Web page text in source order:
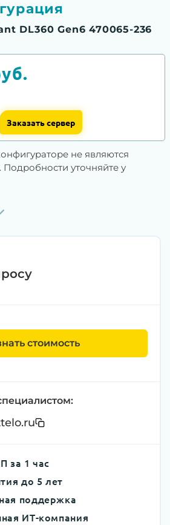
DL360 Gen6 470065-236
Заказать сервер
не являются
уточняйте у
стоимость
за 1 час
до 5 лет
поддержка
ИТ-компания